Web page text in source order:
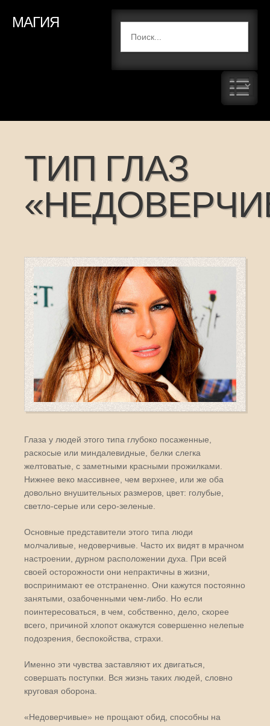
МАГИЯ
ТИП ГЛАЗ
Глаза у людей этого типа глубоко посаженные,
раскосые или миндалевидные, белки слегка
желтоватые, с заметными красными прожилками.
Нижнее веко массивнее, чем верхнее, или же оба
довольно внушительных размеров, цвет: голубые,
светло-серые или серо-зеленые.
Основные представители этого типа люди
молчаливые, недоверчивые. Часто их видят в мрачном
настроении, дурном расположении духа. При всей
своей осторожности они непрактичны в жизни,
воспринимают ее отстраненно. Они кажутся постоянно
занятыми, озабоченными чем-либо. Но если
поинтересоваться, в чем, собственно, дело, скорее
всего, причиной хлопот окажутся совершенно нелепые
подозрения, беспокойства, страхи.
Именно эти чувства заставляют их двигаться,
совершать поступки. Вся жизнь таких людей, словно
круговая оборона.
«Недоверчивые» не прощают обид, способны на